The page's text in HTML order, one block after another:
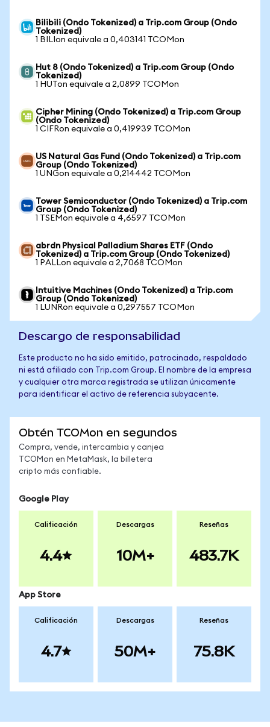
Bilibili (Ondo Tokenized) a Trip.com Group (Ondo
Tokenized)
1 BILIon equivale a 0,403141 TCOMon
Hut 8 (Ondo Tokenized) a Trip.com Group (Ondo
Tokenized)
1 HUTon equivale a 2,0899 TCOMon
Cipher Mining (Ondo Tokenized) a Trip.com Group
(Ondo Tokenized)
1 CIFRon equivale a 0,419939 TCOMon
US Natural Gas Fund (Ondo Tokenized) a Trip.com
Group (Ondo Tokenized)
1 UNGon equivale a 0,214442 TCOMon
Tower Semiconductor (Ondo Tokenized) a Trip.com
Group (Ondo Tokenized)
1 TSEMon equivale a 4,6597 TCOMon
abrdn Physical Palladium Shares ETF (Ondo
Tokenized) a Trip.com Group (Ondo Tokenized)
1 PALLon equivale a 2,7068 TCOMon
Intuitive Machines (Ondo Tokenized) a Trip.com
Group (Ondo Tokenized)
1 LUNRon equivale a 0,297557 TCOMon
Descargo de responsabilidad
Este producto no ha sido emitido, patrocinado, respaldado
ni está afiliado con Trip.com Group. El nombre de la empresa
y cualquier otra marca registrada se utilizan únicamente
para identificar el activo de referencia subyacente.
Obtén TCOMon en segundos
Compra, vende, intercambia y canjea
TCOMon en MetaMask, la billetera
cripto más confiable.
Google Play
Calificación
4.4
Descargas
10M+
Reseñas
483.7K
App Store
Calificación
4.7
Descargas
50M+
Reseñas
75.8K